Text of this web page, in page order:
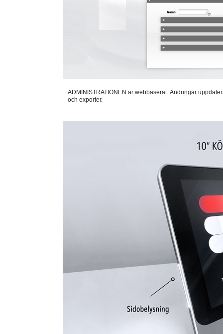
ADMINISTRATIONEN är webbaserat. Ändringar
och exporter.